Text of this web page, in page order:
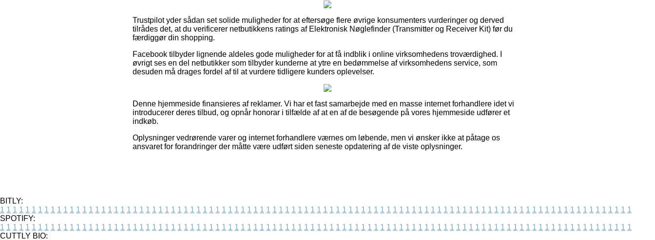
Trustpilot yder sådan set solide muligheder for at eftersøge flere øvrige konsumenters vurderinger og derved
tilrådes det, at du verificerer netbutikkens ratings af Elektronisk Nøglefinder (Transmitter og Receiver Kit) før du
færdiggør din shopping.
Facebook tilbyder lignende aldeles gode muligheder for at få indblik i online virksomhedens troværdighed. I
øvrigt ses en del netbutikker som tilbyder kunderne at ytre en bedømmelse af virksomhedens service, som
desuden må drages fordel af til at vurdere tidligere kunders oplevelser.
Denne hjemmeside finansieres af reklamer. Vi har et fast samarbejde med en masse internet forhandlere idet vi
introducerer deres tilbud, og opnår honorar i tilfælde af at en af de besøgende på vores hjemmeside udfører et
indkøb.
Oplysninger vedrørende varer og internet forhandlere værnes om løbende, men vi ønsker ikke at påtage os
ansvaret for forandringer der måtte være udført siden seneste opdatering af de viste oplysninger.
BITLY:
1 1 1 1 1 1 1 1 1 1 1 1 1 1 1 1 1 1 1 1 1 1 1 1 1 1 1 1 1 1 1 1 1 1 1 1 1 1 1 1 1 1 1 1 1 1 1 1 1 1 1 1 1 1 1 1 1 1 1 1 1 1 1 1 1 1 1 1 1 1 1 1 1 1 1 1 1 1 1 1 1 1 1 1 1 1 1 1 1 1 1 1 1 1 1 1 1 1 1 1
SPOTIFY:
1 1 1 1 1 1 1 1 1 1 1 1 1 1 1 1 1 1 1 1 1 1 1 1 1 1 1 1 1 1 1 1 1 1 1 1 1 1 1 1 1 1 1 1 1 1 1 1 1 1 1 1 1 1 1 1 1 1 1 1 1 1 1 1 1 1 1 1 1 1 1 1 1 1 1 1 1 1 1 1 1 1 1 1 1 1 1 1 1 1 1 1 1 1 1 1 1 1 1 1
CUTTLY BIO: